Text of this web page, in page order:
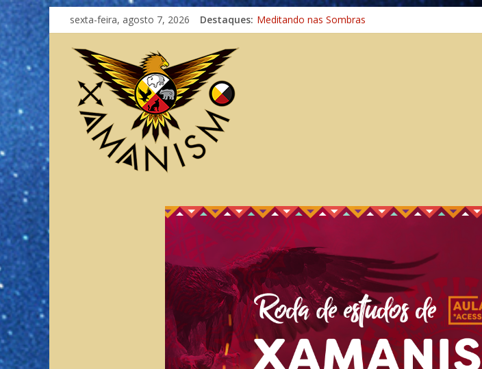
sexta-feira, agosto 7, 2026 Destaques: Meditando nas Sombras
Autosuficiência: A Jornada do Espírito Ancestral